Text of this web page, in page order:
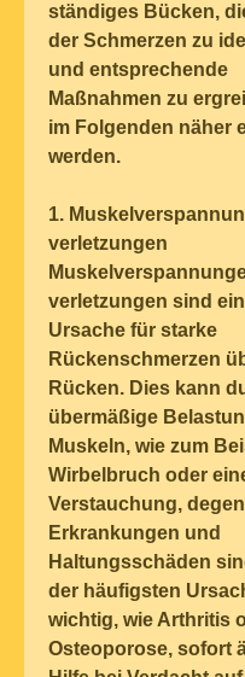
ständiges Bücken,
der Schmerzen zu
und entsprechende
Maßnahmen zu
im Folgenden näher
werden.
1.
verletzungen
verletzungen sind
Ursache für starke
Rückenschmerzen
Rücken. Dies kann
übermäßige
Muskeln, wie zum
Wirbelbruch oder
Verstauchung,
Erkrankungen und
Haltungsschäden
der häufigsten
wichtig, wie Arthritis
Osteoporose, sofort